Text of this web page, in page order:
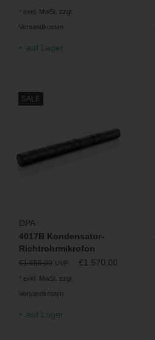
* exkl. MwSt. zzgl.
Versandkosten
auf Lager
SALE
DPA
4017B Kondensator-
Richtrohrmikrofon
€1.655,00 UVP €1.570,00
* exkl. MwSt. zzgl.
Versandkosten
auf Lager